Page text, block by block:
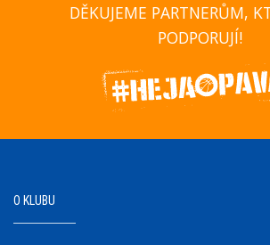
DĚKUJEME PARTNERŮM,
PODPORUJÍ!
O KLUBU